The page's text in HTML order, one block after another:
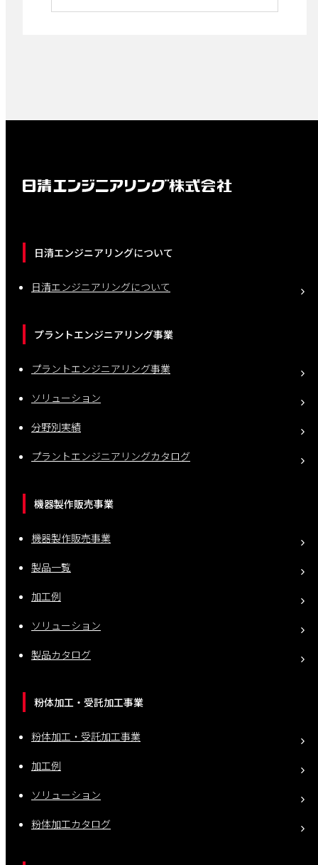
日清エンジニアリングについて
日清エンジニアリングについて
プラントエンジニアリング事業
プラントエンジニアリング事業
ソリューション
分野別実績
プラントエンジニアリングカタログ
機器製作販売事業
機器製作販売事業
製品一覧
加工例
ソリューション
製品カタログ
粉体加工・受託加工事業
粉体加工・受託加工事業
加工例
ソリューション
粉体加工カタログ